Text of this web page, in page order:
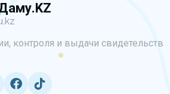
контроля и выдачи свидетельств